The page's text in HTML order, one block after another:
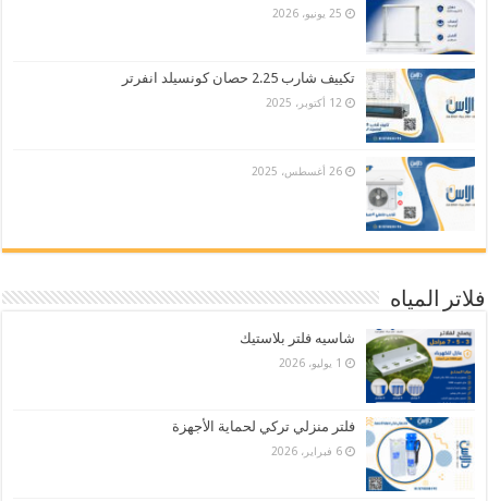
25 يونيو، 2026
تكييف شارب 2.25 حصان كونسيلد انفرتر
12 أكتوبر، 2025
26 أغسطس، 2025
فلاتر المياه
شاسيه فلتر بلاستيك
1 يوليو، 2026
فلتر منزلي تركي لحماية الأجهزة
6 فبراير، 2026